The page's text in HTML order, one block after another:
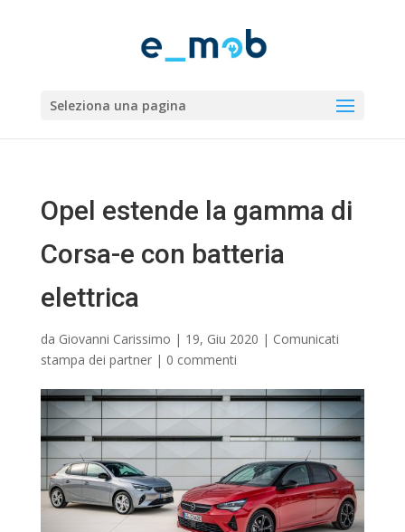
Seleziona una pagina
Opel estende la gamma di
Corsa-e con batteria
elettrica
da Giovanni Carissimo | 19, Giu 2020 | Comunicati
stampa dei partner| 0 commenti